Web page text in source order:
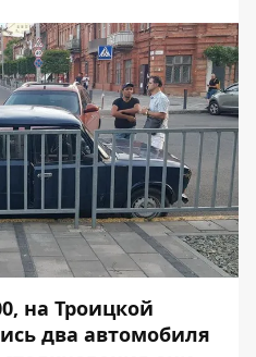
на Троицкой
два автомобиля